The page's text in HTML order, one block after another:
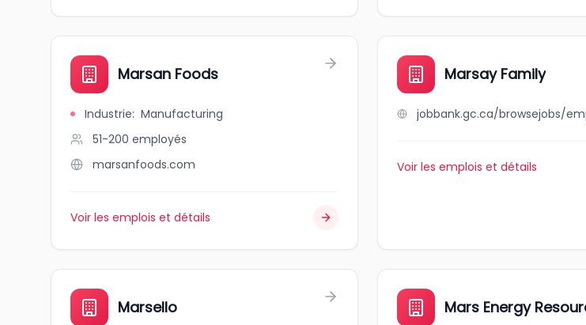
Marsan Foods
Industrie: Manufacturing
51-200 employés
marsanfoods.com
Voir les emplois et détails
Marsay Family
Voir les emplois et détails
Marsello Mars Energy